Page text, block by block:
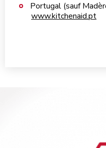
Portugal (sauf
www.kitchenaid.pt